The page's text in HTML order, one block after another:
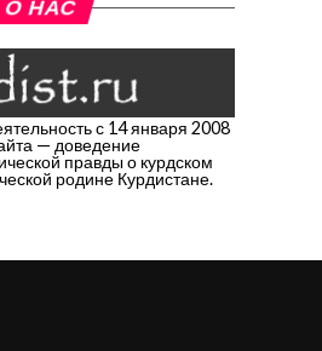
О НАС
с 14 января 2008
— доведение
правды о курдском
родине Курдистане.